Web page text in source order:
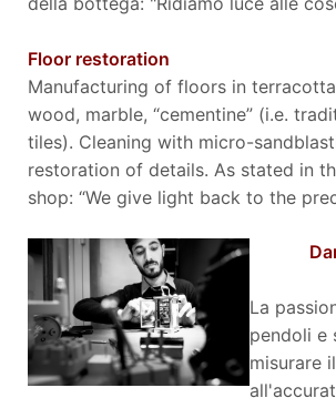
Floor restoration
Manufacturing of floors in
wood, marble, “cementine” (i.e.
tiles). Cleaning with micro-
restoration of details. As stated in
shop: “We give light back to the
La
pendoli e
misurare